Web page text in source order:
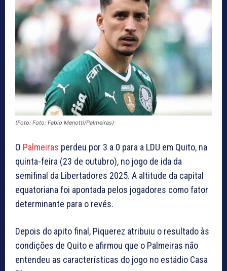
(Foto: Foto: Fabio Menotti/Palmeiras)
O Palmeiras perdeu por 3 a 0 para a LDU em Quito, na
quinta-feira (23 de outubro), no jogo de ida da
semifinal da Libertadores 2025. A altitude da capital
equatoriana foi apontada pelos jogadores como fator
determinante para o revés.
Depois do apito final, Piquerez atribuiu o resultado às
condições de Quito e afirmou que o Palmeiras não
entendeu as características do jogo no estádio Casa